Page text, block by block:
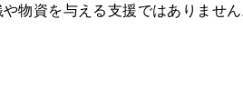
物資を与える支援ではありません